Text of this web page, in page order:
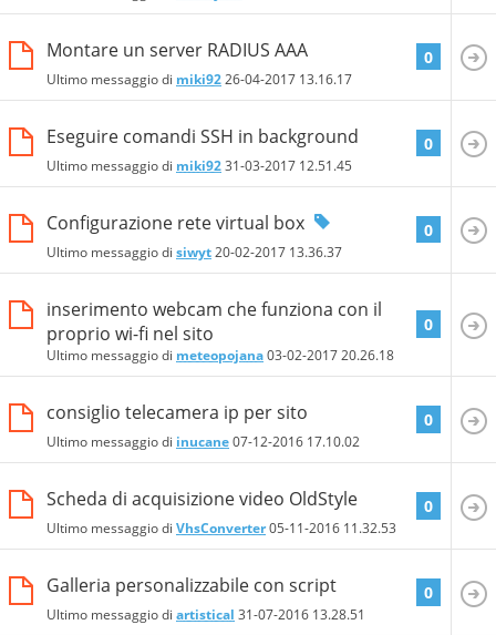
Montare un server RADIUS AAA
Ultimo messaggio di miki9226-04-2017 13.16.17
0
Eseguire comandi SSH in background
Ultimo messaggio di miki9231-03-2017 12.51.45
0
Configurazione rete virtual box
Ultimo messaggio di siwyt20-02-2017 13.36.37
0
inserimento webcam che funziona con il
proprio wi-fi nel sito
Ultimo messaggio di meteopojana03-02-201720.26.18
0
consiglio telecamera ip per sito
Ultimo messaggio di inucane07-12-2016 17.10.02
0
Scheda di acquisizione video OldStyle
Ultimo messaggio di VhsConverter05-11-2016 11.32.53
0
Galleria personalizzabile con script
Ultimo messaggio di artistical 31-07-2016 13.28.51
0